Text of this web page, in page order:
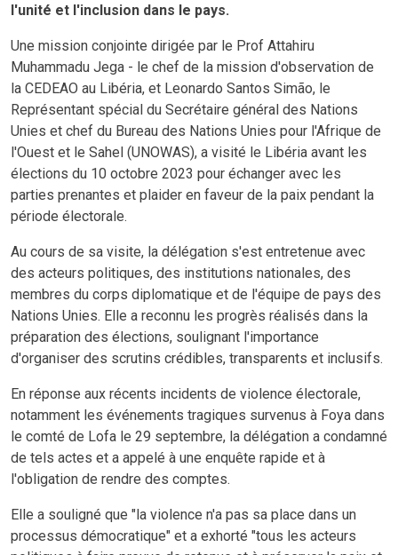
l'unité et l'inclusion dans le pays.
Une mission conjointe dirigée par le Prof Attahiru
Muhammadu Jega - le chef de la mission d'observation de
la CEDEAO au Libéria, et Leonardo Santos Simão, le
Représentant spécial du Secrétaire général des Nations
Unies et chef du Bureau des Nations Unies pour l'Afrique de
l'Ouest et le Sahel (UNOWAS), a visité le Libéria avant les
élections du 10 octobre 2023 pour échanger avec les
parties prenantes et plaider en faveur de la paix pendant la
période électorale.
Au cours de sa visite, la délégation s'est entretenue avec
des acteurs politiques, des institutions nationales, des
membres du corps diplomatique et de l'équipe de pays des
Nations Unies. Elle a reconnu les progrès réalisés dans la
préparation des élections, soulignant l'importance
d'organiser des scrutins crédibles, transparents et inclusifs.
En réponse aux récents incidents de violence électorale,
notamment les événements tragiques survenus à Foya dans
le comté de Lofa le 29 septembre, la délégation a condamné
de tels actes et a appelé à une enquête rapide et à
l'obligation de rendre des comptes.
Elle a souligné que "la violence n'a pas sa place dans un
processus démocratique" et a exhorté "tous les acteurs